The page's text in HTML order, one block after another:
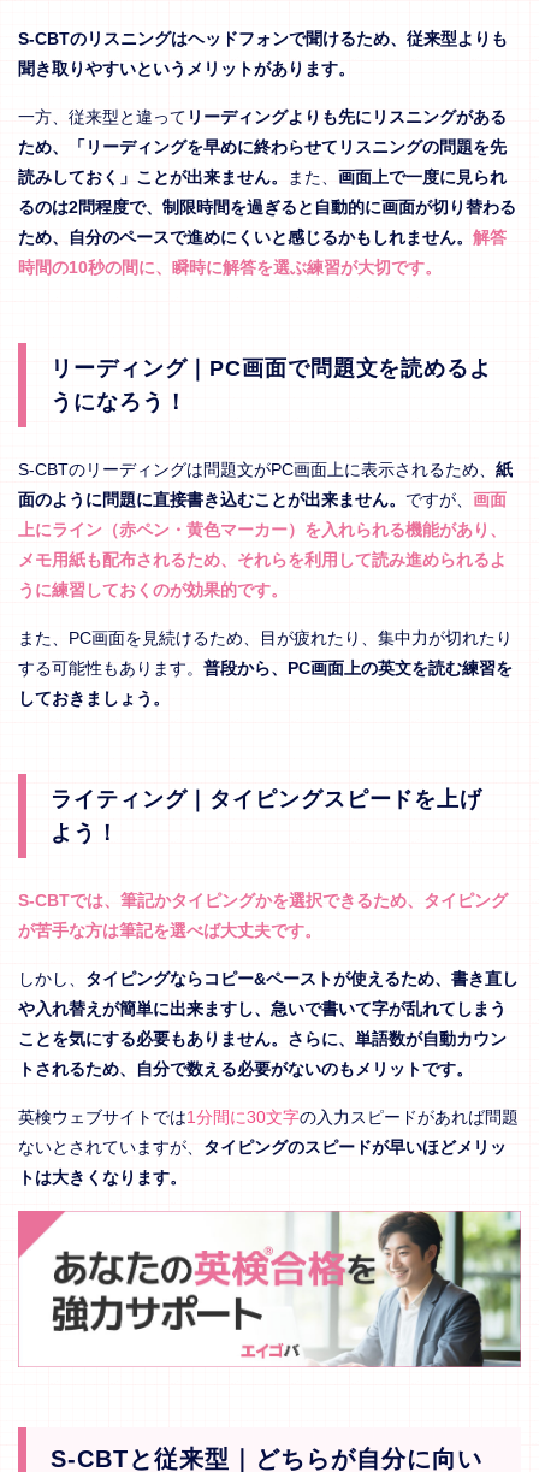
S-CBTのリスニングはヘッドフォンで聞けるため、従来型よりも
聞き取りやすいというメリットがあります。
一方、従来型と違って リーディングよりも先にリスニングがある
ため、「リーディングを早めに終わらせてリスニングの問題を先
読みしておく」ことが出来ません。
また、 画面上で一度に見られ
るのは2問程度で、制限時間を過ぎると自動的に画面が切り替わる
ため、自分のペースで進めにくいと感じるかもしれません。 解答
時間の10秒の間に、瞬時に解答を選ぶ練習が大切です。
リーディング｜PC画面で問題文を読めるよ
うになろう！
S-CBTのリーディングは問題文がPC画面上に表示されるため、 紙
面のように問題に直接書き込むことが出来ません。 ですが、 画面
上にライン（赤ペン・黄色マーカー）を入れられる機能があり、
メモ用紙も配布されるため、それらを利用して読み進められるよ
うに練習しておくのが効果的です。
また、PC画面を見続けるため、目が疲れたり、集中力が切れたり
する可能性もあります。 普段から、PC画面上の英文を読む練習を
しておきましょう。
ライティング｜タイピングスピードを上げ
よう！
S-CBTでは、筆記かタイピングかを選択できるため、タイピング
が苦手な方は筆記を選べば大丈夫です。
しかし、 タイピングならコピー&ペーストが使えるため、書き直し
や入れ替えが簡単に出来ますし、急いで書いて字が乱れてしまう
ことを気にする必要もありません。さらに、単語数が自動カウン
トされるため、自分で数える必要がないのもメリットです。
英検ウェブサイトでは1分間に30文字の入力スピードがあれば問題
ないとされていますが、 タイピングのスピードが早いほどメリッ
トは大きくなります。
S-CBTと従来型｜どちらが自分に向い